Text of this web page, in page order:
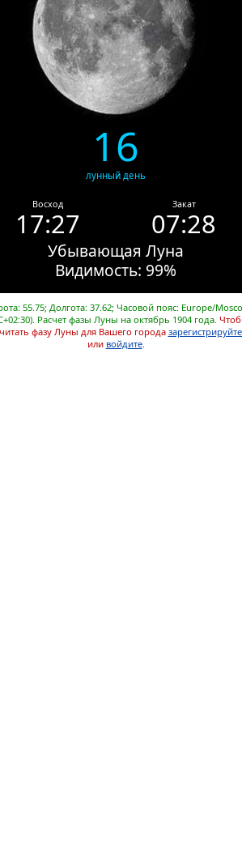
16
лунный день
Восход
17:27
Закат
07:28
Убывающая Луна
Видимость: 99%
55.75; Долгота: 37.62; Часовой пояс: Europe/
Расчет фазы Луны на октябрь 1904 года.
фазу Луны для Вашего города
или войдите.